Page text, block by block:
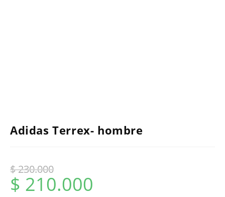
Adidas Terrex- hombre
$230.000
$ 210.000